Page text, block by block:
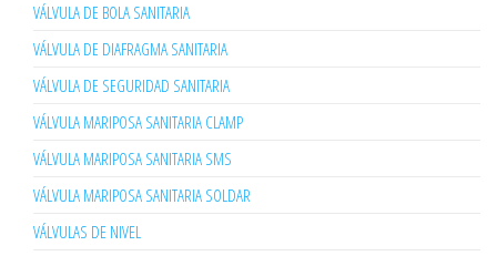
VÁLVULA DE BOLA SANITARIA
VÁLVULA DE DIAFRAGMA SANITARIA
VÁLVULA DE SEGURIDAD SANITARIA
VÁLVULA MARIPOSA SANITARIA CLAMP
VÁLVULA MARIPOSA SANITARIA SMS
VÁLVULA MARIPOSA SANITARIA SOLDAR
VÁLVULAS DE NIVEL